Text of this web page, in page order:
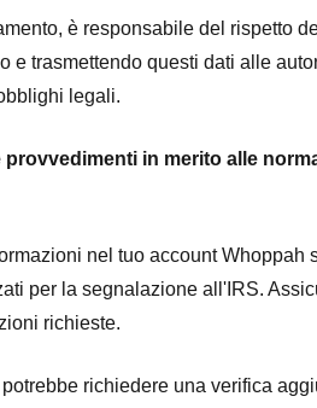
è responsabile del rispetto
e trasmettendo questi dati alle
legali.
in merito alle
nel tuo account Whoppah
per la segnalazione all'IRS.
richieste.
richiedere una verifica